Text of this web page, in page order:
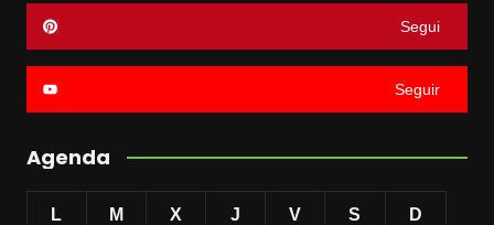
Segui
Seguir
Agenda
L M X J V S D